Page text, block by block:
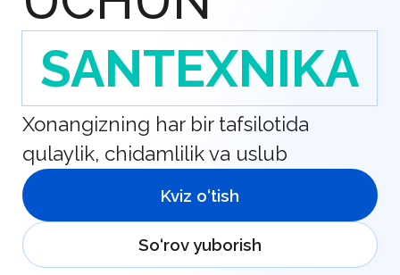
Xonangizning har bir tafsilotida
qulaylik, chidamlilik va uslub
So‘rov yuborish